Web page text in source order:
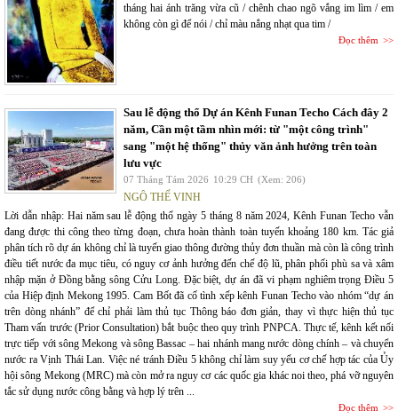
tháng hai ánh trăng vừa cũ / chênh chao ngõ vắng im lìm / em
không còn gì để nói / chỉ màu nắng nhạt qua tim /
Đọc thêm
Sau lễ động thổ Dự án Kênh Funan Techo Cách đây 2
năm, Cần một tầm nhìn mới: từ "một công trình"
sang "một hệ thống" thủy văn ảnh hưởng trên toàn
lưu vực
07 Tháng Tám 2026 10:29 CH (Xem: 206)
NGÔ THẾ VINH
Lời dẫn nhập: Hai năm sau lễ động thổ ngày 5 tháng 8 năm 2024, Kênh Funan Techo vẫn
đang được thi công theo từng đoạn, chưa hoàn thành toàn tuyến khoảng 180 km. Tác giả
phân tích rõ dự án không chỉ là tuyến giao thông đường thủy đơn thuần mà còn là công trình
điều tiết nước đa mục tiêu, có nguy cơ ảnh hưởng đến chế độ lũ, phân phối phù sa và xâm
nhập mặn ở Đồng bằng sông Cửu Long. Đặc biệt, dự án đã vi phạm nghiêm trọng Điều 5
của Hiệp định Mekong 1995. Cam Bốt đã cố tình xếp kênh Funan Techo vào nhóm “dự án
trên dòng nhánh” để chỉ phải làm thủ tục Thông báo đơn giản, thay vì thực hiện thủ tục
Tham vấn trước (Prior Consultation) bắt buộc theo quy trình PNPCA. Thực tế, kênh kết nối
trực tiếp với sông Mekong và sông Bassac – hai nhánh mang nước dòng chính – và chuyển
nước ra Vịnh Thái Lan. Việc né tránh Điều 5 không chỉ làm suy yếu cơ chế hợp tác của Ủy
hội sông Mekong (MRC) mà còn mở ra nguy cơ các quốc gia khác noi theo, phá vỡ nguyên
tắc sử dụng nước công bằng và hợp lý trên ...
Đọc thêm